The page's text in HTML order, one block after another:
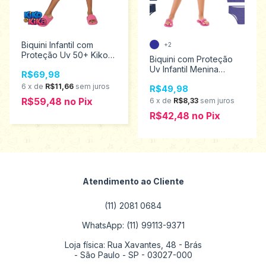
Biquini Infantil com
Proteção Uv 50+ Kiko e
R$69,98
6 x de R$11,66 sem juros
R$59,48 no Pix
Biquini com Proteção
Uv Infantil Menina
10 57094
R$49,98
6 x de R$8,33 sem juros
R$42,48 no Pix
+2
Atendimento ao Cliente
(11) 2081 0684
WhatsApp: (11) 99113-9371
Loja física: Rua Xavantes, 48 - Brás
- São Paulo - SP - 03027-000